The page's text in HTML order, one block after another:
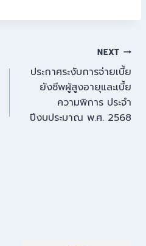
NEXT
ประกาศระงับการจ่ายเบี้ย
ยังชีพผู้สูงอายุและเบี้ย
ความพิการ ประจำ
ปีงบประมาณ พ.ศ. 2568